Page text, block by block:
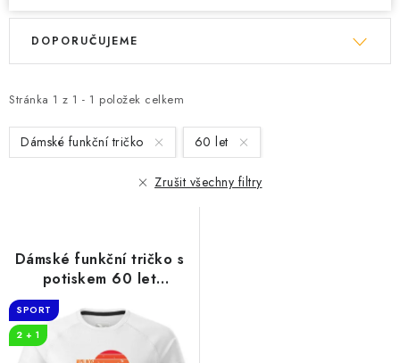
V
i
s
p
u
t
ů
Stránka 1 z 1 - 1 položek celkem
Ř
e
n
í
d
k
t
ů
DOPORUČUJEME
Dámské funkční tričko 60 let
Zrušit všechny filtry
Dámské funkční tričko s
potiskem 60 let
SPORT
2 + 1